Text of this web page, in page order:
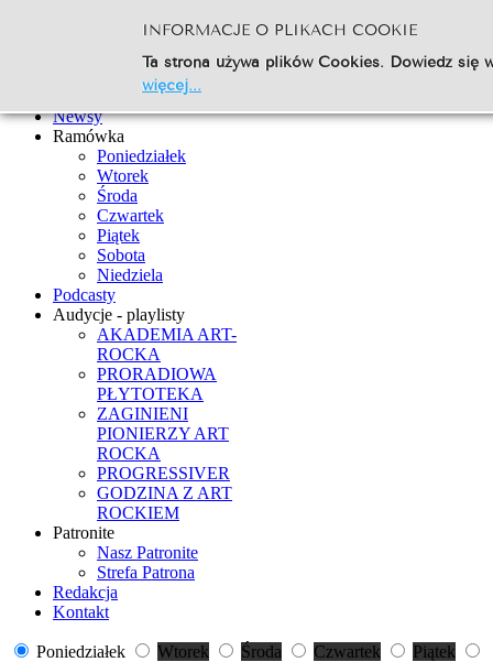
Go
Strona Główna
Newsy
Ramówka
Poniedziałek
Wtorek
Środa
Czwartek
Piątek
Sobota
Niedziela
Podcasty
Audycje - playlisty
AKADEMIA ART-
ROCKA
PRORADIOWA
PŁYTOTEKA
ZAGINIENI
PIONIERZY ART
ROCKA
PROGRESSIVER
GODZINA Z ART
ROCKIEM
Patronite
Nasz Patronite
Strefa Patrona
Redakcja
Kontakt
Poniedziałek Wtorek Środa Czwartek
Piątek
INFORMACJE O PLIKACH COOKIE
Ta strona używa plików Cookies. Dowiedz
więcej...